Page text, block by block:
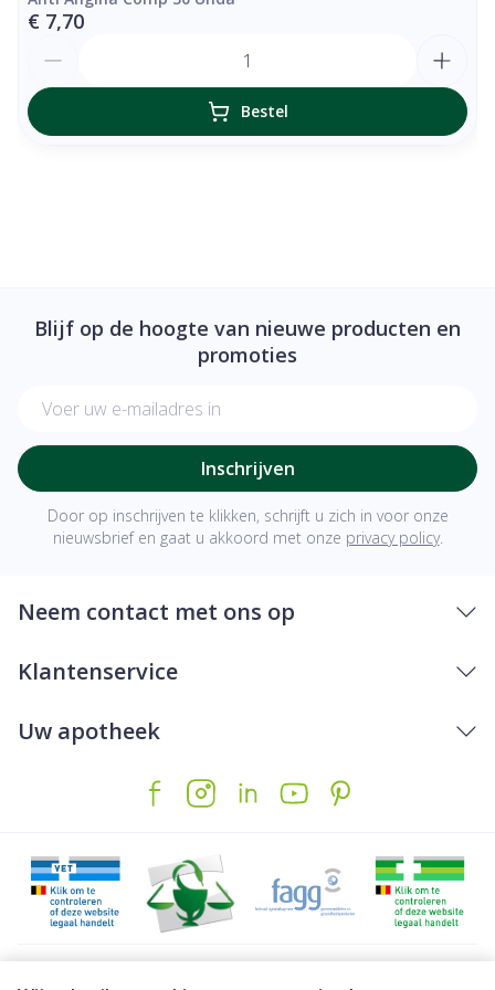
€ 7,70
Bestel
Blijf op de hoogte van nieuwe producten en
promoties
Inschrijven
Door op inschrijven te klikken, schrijft u zich in voor onze
nieuwsbrief en gaat u akkoord met onze privacy policy.
Neem contact met ons op
Klantenservice
Uw apotheek
Juridische links